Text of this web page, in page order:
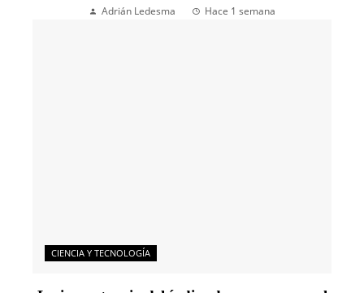
Adrián Ledesma Hace 1 semana
CIENCIA Y TECNOLOGÍA